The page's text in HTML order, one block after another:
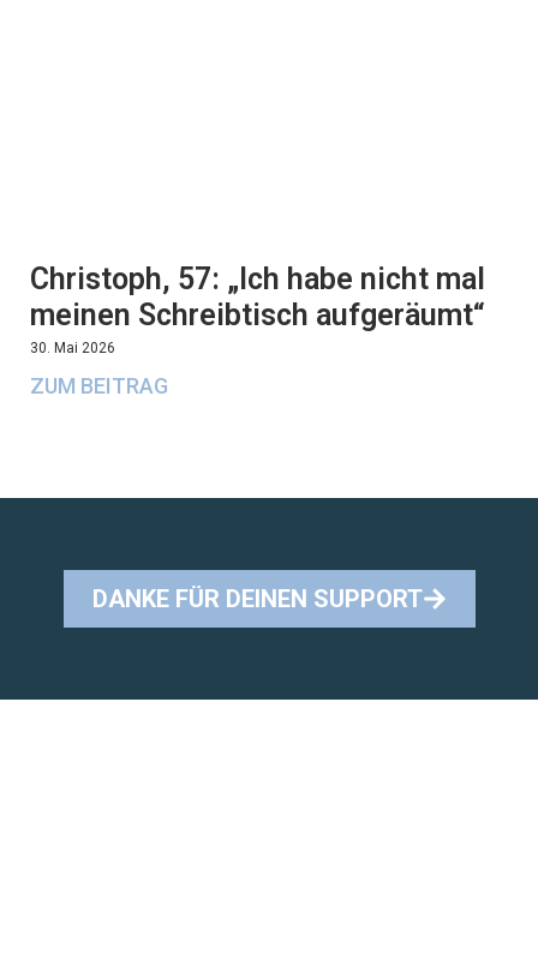
Christoph, 57: „Ich habe nicht mal
meinen Schreibtisch aufgeräumt“
30. Mai 2026
ZUM BEITRAG
DANKE FÜR DEINEN SUPPORT